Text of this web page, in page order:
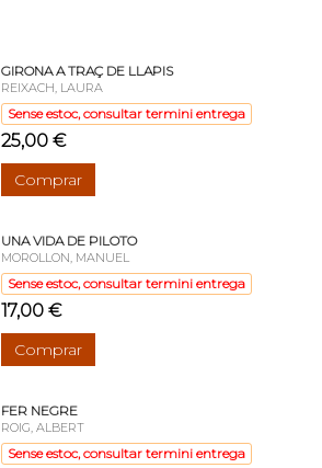
GIRONA A TRAÇ DE LLAPIS
REIXACH, LAURA
Sense estoc, consultar termini entrega
25,00 €
Comprar
UNA VIDA DE PILOTO
MOROLLON, MANUEL
Sense estoc, consultar termini entrega
17,00 €
Comprar
FER NEGRE
ROIG, ALBERT
Sense estoc, consultar termini entrega